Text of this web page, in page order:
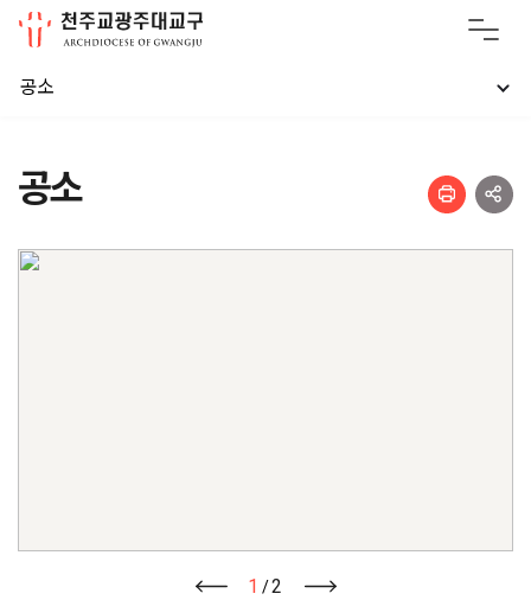
공소
공소
1 /2